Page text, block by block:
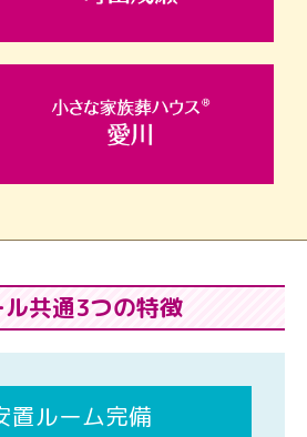
共通3つの特徴
置ルーム完備